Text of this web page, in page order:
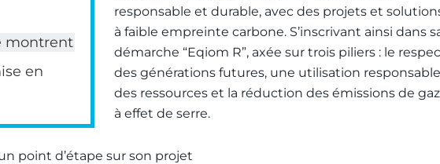
montrent
en
responsable et durable, avec des projets et
à faible empreinte carbone. S’inscrivant ainsi dans
démarche “Eqiom R”, axée sur trois piliers : le
des générations futures, une utilisation responsable
des ressources et la réduction des émissions de gaz
à effet de serre.
point d’étape sur son projet